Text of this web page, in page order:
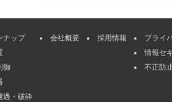
ナップ
御
過・破砕
会社概要 採用情報
プライ
情報セ
不正防